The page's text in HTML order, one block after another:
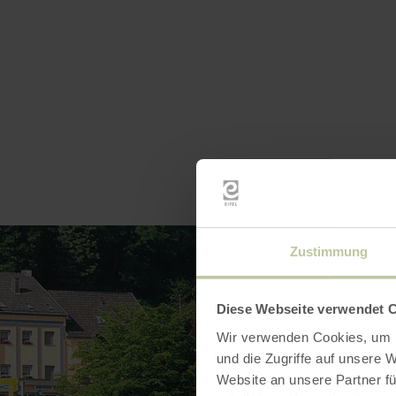
Zustimmung
Diese Webseite verwendet
Wir verwenden Cookies,
und die Zugriffe auf unsere
Website an unsere Partner